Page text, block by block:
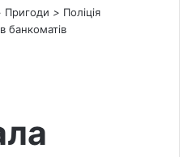
Пригоди > Поліція
банкоматів